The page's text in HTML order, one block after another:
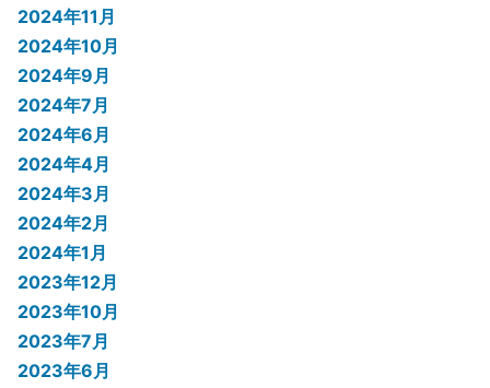
2024年11月
2024年10月
2024年9月
2024年7月
2024年6月
2024年4月
2024年3月
2024年2月
2024年1月
2023年12月
2023年10月
2023年7月
2023年6月